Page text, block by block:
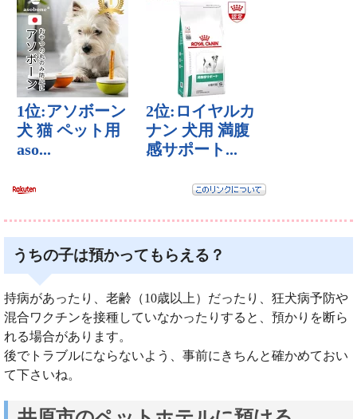
うちの子は預かってもらえる？
持病があったり、老齢（10歳以上）だったり、狂犬病予防や
混合ワクチンを接種していなかったりすると、預かりを断ら
れる場合があります。
後でトラブルにならないよう、事前にきちんと確かめておい
て下さいね。